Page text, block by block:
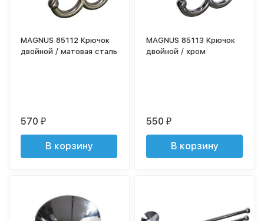
MAGNUS 85112 Крючок
двойной / матовая сталь
570₽
В корзину
MAGNUS 85113 Крючок
двойной / хром
550₽
В корзину